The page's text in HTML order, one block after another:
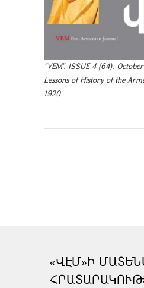
"VEM". ISSUE 4 (64).
Lessons of History of the
1920
«ՎԷՄ»Ի